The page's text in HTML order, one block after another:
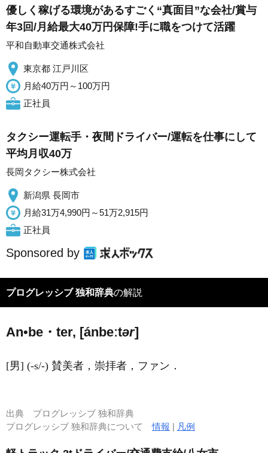
優しく稼げる環境があるすごく“真面目”な会社/賞与
年3回/月給最大40万円保障!手に職をつけて活躍
平和自動車交通株式会社
東京都 江戸川区
月給40万円～100万円
正社員
タクシー運転手・夜間ドライバー/運転を仕事にして
平均月収40万
長岡タクシー株式会社
新潟県 長岡市
月給31万4,990円～51万2,915円
正社員
Sponsored by
プログレッシブ 独和辞典の解説
An•be・ter, [ánbeːtər]
[男] (-s/-) 賛美者，崇拝者，ファン．
出典 プログレッシブ 独和辞典
プログレッシブ 独和辞典について情報 | 凡例